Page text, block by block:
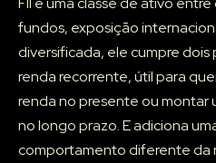
fundos, exposição
diversificada, ele cumpre dois
renda recorrente, útil para
renda no presente ou montar
no longo prazo. E adiciona
comportamento diferente da